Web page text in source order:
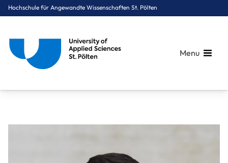
Hochschule für Angewandte Wissenschaften St. Pölten
Menu
You are here: